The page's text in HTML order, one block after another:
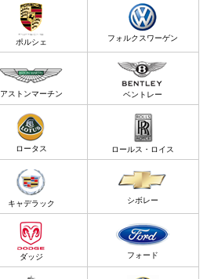
ポルシェ フォルクスワーゲン
アストンマーチン ベントレー
ロータス ロールス・ロイス
キャデラック シボレー
ダッジ フォード